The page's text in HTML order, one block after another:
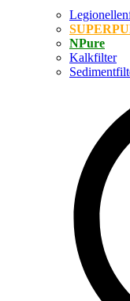
NPure
Kalkfilter